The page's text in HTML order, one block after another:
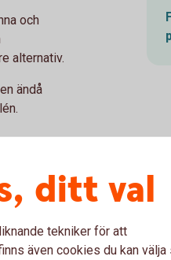
och
alternativ.
ändå
det om
ärver
ditt val
tekniker för att
även cookies du kan välja